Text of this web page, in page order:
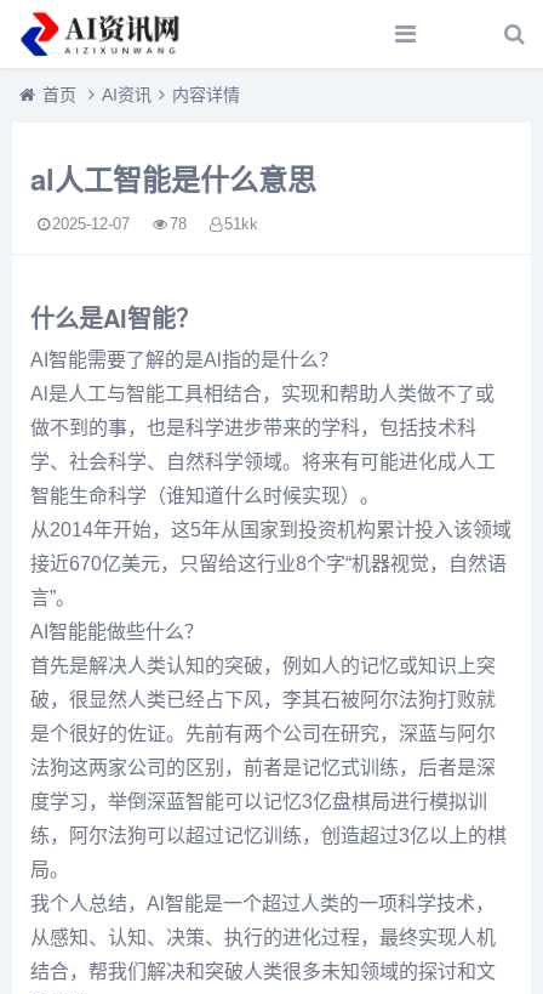
首页 AI资讯 内容详情
al人工智能是什么意思
2025-12-07 78 51kk
什么是AI智能？
AI智能需要了解的是Al指的是什么？
Al是人工与智能工具相结合，实现和帮助人类做不了或
做不到的事，也是科学进步带来的学科，包括技术科
学、社会科学、自然科学领域。将来有可能进化成人工
智能生命科学（谁知道什么时候实现）。
从2014年开始，这5年从国家到投资机构累计投入该领域
接近670亿美元，只留给这行业8个字“机器视觉，自然语
言”。
AI智能能做些什么？
首先是解决人类认知的突破，例如人的记忆或知识上突
破，很显然人类已经占下风，李其石被阿尔法狗打败就
是个很好的佐证。先前有两个公司在研究，深蓝与阿尔
法狗这两家公司的区别，前者是记忆式训练，后者是深
度学习，举倒深蓝智能可以记忆3亿盘棋局进行模拟训
练，阿尔法狗可以超过记忆训练，创造超过3亿以上的棋
局。
我个人总结，Al智能是一个超过人类的一项科学技术，
从感知、认知、决策、执行的进化过程，最终实现人机
结合，帮我们解决和突破人类很多未知领域的探讨和文